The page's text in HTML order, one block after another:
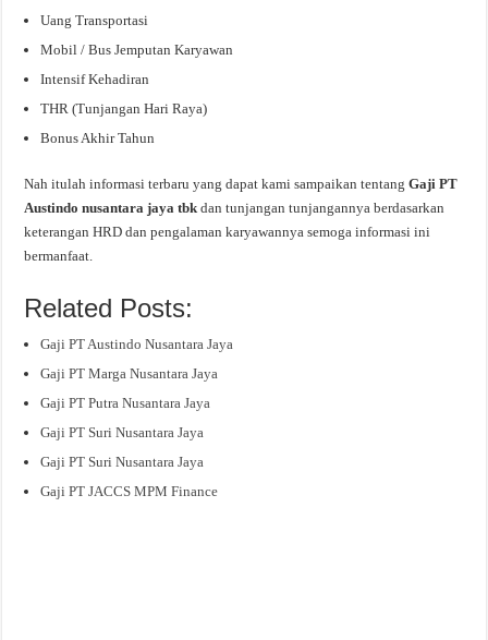
Uang Transportasi
Mobil / Bus Jemputan Karyawan
Intensif Kehadiran
THR (Tunjangan Hari Raya)
Bonus Akhir Tahun
Nah itulah informasi terbaru yang dapat kami sampaikan tentangGaji PT
Austindo nusantara jaya tbk dan tunjangan tunjangannya berdasarkan
keterangan HRD dan pengalaman karyawannya semoga informasi ini
bermanfaat.
Related Posts:
Gaji PT Austindo Nusantara Jaya
Gaji PT Marga Nusantara Jaya
Gaji PT Putra Nusantara Jaya
Gaji PT Suri Nusantara Jaya
Gaji PT Suri Nusantara Jaya
Gaji PT JACCS MPM Finance